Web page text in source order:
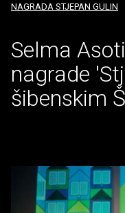
NAGRADA STJEPAN GULIN
Selma
nagrade
šibenskim